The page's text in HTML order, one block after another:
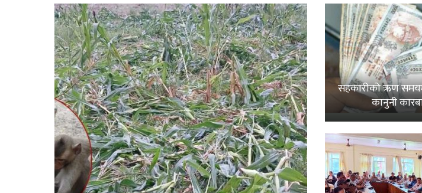
सहकारीको ऋण
कानुनी